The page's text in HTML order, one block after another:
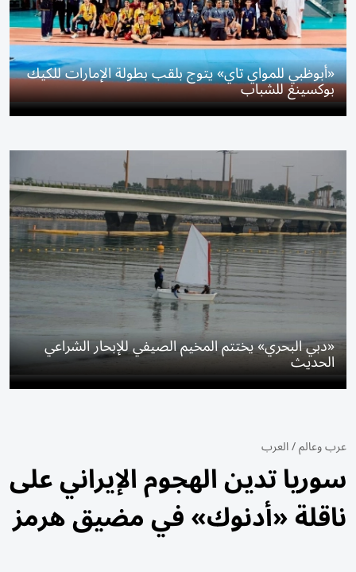
«أبوظبي للمواي تاي» يتوج بلقب بطولة الإمارات للكيك
بوكسينغ للشباب
«دبي البحري» يختتم المخيم الصيفي للإبحار الشراعي
الحديث
عرب وعالم/العرب
سوريا تدين الهجوم الإيراني على
ناقلة «أدنوك» في مضيق هرمز